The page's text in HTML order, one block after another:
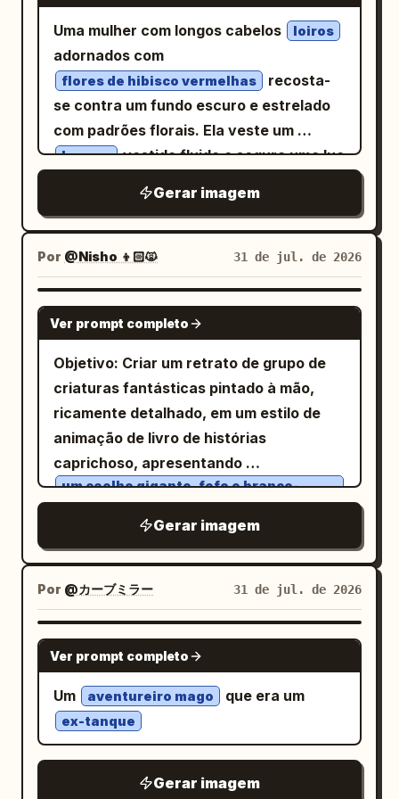
serifa em branco centralizado em cada
faixa de legenda preta. Mantenha a
legibilidade. Não adicione painéis extras,
logotipos, marcas d'água, elementos de
interface ou texto não relacionado.
sonhador e levemente melancólico.
Design do título central: Coloque um
grande título de música em cursiva
brilhante Lumière na parte inferior
um rastro de luz sublinhado sutil e
brilhos. Abaixo dele, adicione um
pequeno katakana japonês lendo “ルミエ
ール”. Adicione uma pequena etiqueta
む Debut Single”. Texto e layout do
pôster: Canto superior esquerdo: nome
do artista grande “NOZOMU” em
gradiente azul-pálido, com o japonês “の
ぞむ” menor abaixo. Abaixo dele, crie um
bloco de número de estreia lendo
exatamente “DEBUT NUMBER” e um
enorme “01”, com linhas estilo código de
barras. Painel de perfil lateral esquerdo:
inclua exatamente 4 linhas de perfil:
“HEIGHT _ 158cm”, “BIRTHDAY _ 4.24”,
mais uma pequena forma de onda.
Slogan vertical no lado esquerdo em um
painel translúcido: “キミの心に、やさしい
歌を。” Painel de lançamento superior
direito: “NEW DIGITAL SINGLE”, data
grande 2026 06.26 FRI , “RELEASE” e
um código de barras. Cartão de lista de
faixas lateral direito: inclua exatamente
雨上がりの花束”, “03. Mirage”, “04. 透明な
verde-escuro, saia curta em camadas,
cintos de couro, acessórios nos braços,
tiras nas coxas e botas marrons altas
com cadarço e detalhes em metal.
Detalhes de fantasia: Atrás e
grande asa de dragão de cristal
turquesa e uma cauda de dragão
serpentina, feitas de escamas
translúcidas na cor água, membranas de
cristal facetado, filigrana de
bronze/ouro e detalhes que lembram
joias. Adicione aglomerados de cristais
azuis brilhantes ao redor da madeira e
da areia, especialmente perto de seus
pés e à direita do tronco. Elementos
visíveis contados: Inclua exatamente 1
garota com orelhas de gato sentada, 1
guitarra elétrica, 1 cachorro bronze e
branco dormindo usando uma coleira
verde aos pés dela, 1 navio à vela branco
distante no horizonte à direita, 1 grande
tronco de madeira à deriva, 1 asa
principal de dragão de cristal, 1 cauda de
dragão curvando-se à esquerda, 1
pequena estrela-do-mar na areia perto
da área de texto e 2 pequenos ícones
decorativos tipo emoji na linha de texto
Ambiente: Praia tropical com ondas do
oceano turquesa, areia clara, colinas
Uma mulher com longos cabelos loiros
adornados com
flores de hibisco vermelhas
recosta-
se contra um fundo escuro e estrelado
com padrões florais. Ela veste um
branco vestido fluido e segura uma lua
Seu olhar está direcionado para o
observador e sua expressão é serena.
Gerar imagem
Por @Nisho 👦🏻🙀 31 de jul. de 2026
GPT IMAGE 2
Ver prompt completo
Objetivo: Criar um retrato de grupo de
criaturas fantásticas pintado à mão,
ricamente detalhado, em um estilo de
animação de livro de histórias
caprichoso, apresentando
um coelho gigante, fofo e branco-
creme, com orelhas longas e eretas,
pequenos olhos ovais pretos e um
sorriso gentil
cercado por muitos animais imaginários
amigáveis. Tela: Ilustração em paisagem
3:2, sangria total, alto detalhe, sem
retrato de conjunto denso e simétrico,
frente e centralizado, emoldurado por
criaturas maiores atrás e criaturas
menores ao longo do primeiro plano.
Cenário: Um prado mágico exuberante
Gerar imagem
Por @カーブミラー 31 de jul. de 2026
GPT IMAGE 2
Ver prompt completo
Um aventureiro mago que era um
ex-tanque
Gerar imagem